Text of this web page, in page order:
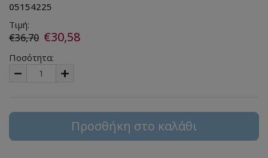
05154225
Τιμή:
€36,70 €30,58
Ποσότητα:
Προσθήκη στο καλάθι